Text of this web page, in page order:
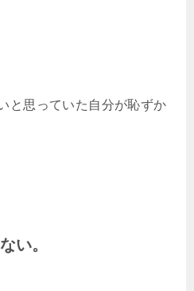
と思っていた自分が恥ずか
い。